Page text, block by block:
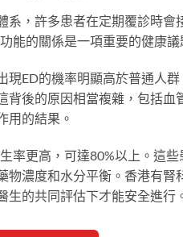
，許多患者在定期覆診時會
能的關係是一項重要的健康議
ED的機率明顯高於普通人
後的原因相當複雜，包括血
用的結果。
率更高，可達80%以上。這
濃度和水分平衡。香港有腎
的共同評估下才能安全進行